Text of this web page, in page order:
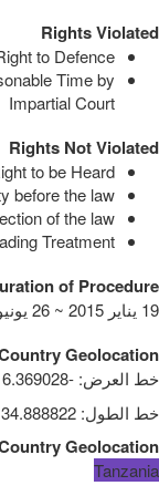
Rights Violated
to Defence
Time by
Impartial Court
Rights Not Violated
to be Heard
before the law
of the law
Treatment
of Procedure
19 يناير 2015 ~ 26 يونيو 2020
Geolocation
خط العرض:
-6.369028
خط الطول:
34.888822
Geolocation
Tanzania